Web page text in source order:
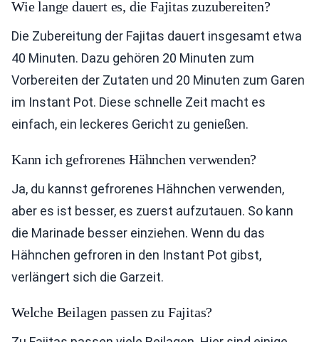
Wie lange dauert es, die Fajitas zuzubereiten?
Die Zubereitung der Fajitas dauert insgesamt etwa
40 Minuten. Dazu gehören 20 Minuten zum
Vorbereiten der Zutaten und 20 Minuten zum Garen
im Instant Pot. Diese schnelle Zeit macht es
einfach, ein leckeres Gericht zu genießen.
Kann ich gefrorenes Hähnchen verwenden?
Ja, du kannst gefrorenes Hähnchen verwenden,
aber es ist besser, es zuerst aufzutauen. So kann
die Marinade besser einziehen. Wenn du das
Hähnchen gefroren in den Instant Pot gibst,
verlängert sich die Garzeit.
Welche Beilagen passen zu Fajitas?